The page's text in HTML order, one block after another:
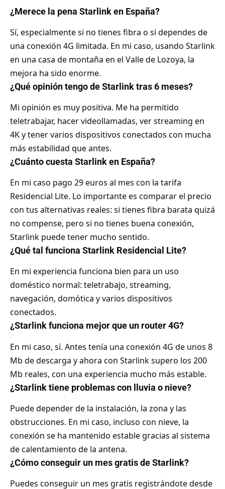
¿Merece la pena Starlink en España?
Sí, especialmente si no tienes fibra o si dependes de
una conexión 4G limitada. En mi caso, usando Starlink
en una casa de montaña en el Valle de Lozoya, la
mejora ha sido enorme.
¿Qué opinión tengo de Starlink tras 6 meses?
Mi opinión es muy positiva. Me ha permitido
teletrabajar, hacer videollamadas, ver streaming en
4K y tener varios dispositivos conectados con mucha
más estabilidad que antes.
¿Cuánto cuesta Starlink en España?
En mi caso pago 29 euros al mes con la tarifa
Residencial Lite. Lo importante es comparar el precio
con tus alternativas reales: si tienes fibra barata quizá
no compense, pero si no tienes buena conexión,
Starlink puede tener mucho sentido.
¿Qué tal funciona Starlink Residencial Lite?
En mi experiencia funciona bien para un uso
doméstico normal: teletrabajo, streaming,
navegación, domótica y varios dispositivos
conectados.
¿Starlink funciona mejor que un router 4G?
En mi caso, sí. Antes tenía una conexión 4G de unos 8
Mb de descarga y ahora con Starlink supero los 200
Mb reales, con una experiencia mucho más estable.
¿Starlink tiene problemas con lluvia o nieve?
Puede depender de la instalación, la zona y las
obstrucciones. En mi caso, incluso con nieve, la
conexión se ha mantenido estable gracias al sistema
de calentamiento de la antena.
¿Cómo conseguir un mes gratis de Starlink?
Puedes conseguir un mes gratis registrándote desde